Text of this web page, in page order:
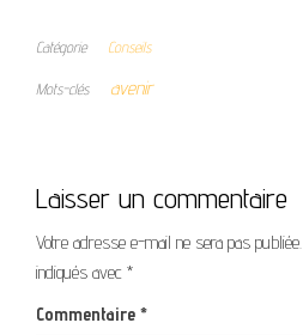
Catégorie Conseils
Mots-clés avenir
Laisser un commentaire
Votre adresse e-mail ne sera pas publiée.
indiqués avec *
Commentaire *